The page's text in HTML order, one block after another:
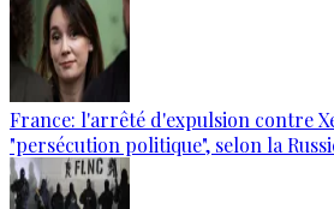
France: l'arrêté d'expulsion contre
"persécution politique", selon la